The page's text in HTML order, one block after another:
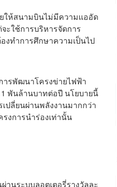
ยให้สนามบินไม่มีความแออัด
ะใช้การบริหารจัดการ
งทำการศึกษาความเป็นไป
ารพัฒนาโครงข่ายไฟฟ้า
1 พันล้านบาทต่อปี นโยบายนี้
เปลี่ยนผ่านพลังงานมากกว่า
งการนำร่องเท่านั้น
านระบบลอตเตอรี่รางวัลละ